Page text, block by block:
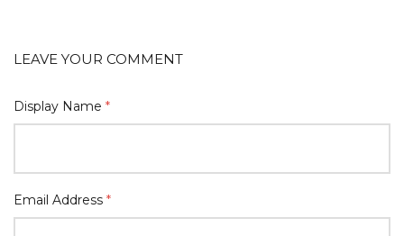
LEAVE YOUR COMMENT
Display Name *
Email Address *